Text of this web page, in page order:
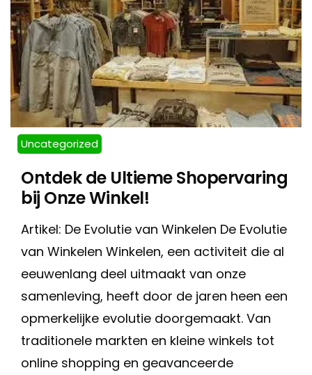
Uncategorized
Ontdek de Ultieme Shopervaring
bij Onze Winkel!
Artikel: De Evolutie van Winkelen De Evolutie
van Winkelen Winkelen, een activiteit die al
eeuwenlang deel uitmaakt van onze
samenleving, heeft door de jaren heen een
opmerkelijke evolutie doorgemaakt. Van
traditionele markten en kleine winkels tot
online shopping en geavanceerde